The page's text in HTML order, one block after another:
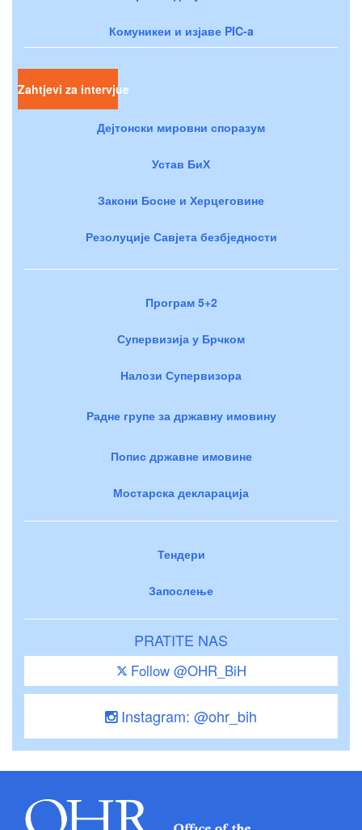
Комуникеи и изјаве PIC-a
Zahtjevi za intervjue
Дејтонски мировни споразум
Устав БиХ
Закони Босне и Херцеговине
Резолуције Савјета безбједности
Програм 5+2
Супервизија у Брчком
Налози Супервизора
Радне групе за државну имовину
Попис државне имовине
Мостарска декларација
Тендери
Запослење
PRATITE NAS
Follow @OHR_BiH
Instagram: @ohr_bih